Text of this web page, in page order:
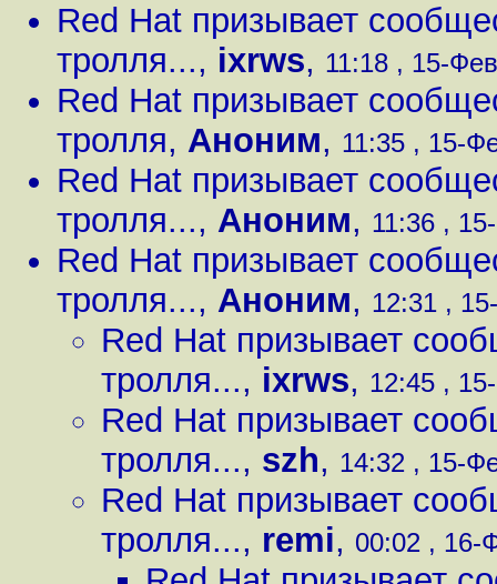
Red Hat призывает
тролля..., ixrws, 11:18 , 15-
Red Hat призывает
тролля, Аноним, 11:35 , 15-
Red Hat призывает
тролля..., Аноним, 11:36 ,
Red Hat призывает
тролля..., Аноним, 12:31 ,
Red Hat призывает
тролля..., ixrws, 12:45 ,
Red Hat призывает
тролля..., szh, 14:32 , 15-
Red Hat призывает
тролля..., remi, 00:02 , 16-